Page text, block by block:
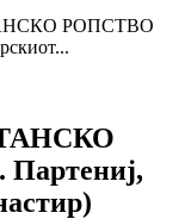
РОПСТВО